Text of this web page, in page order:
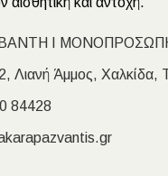
Ι
Λιανή Άμμος, Χαλκίδα,
84428